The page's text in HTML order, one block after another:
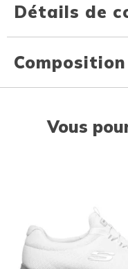
Détails de
Composition
Vous